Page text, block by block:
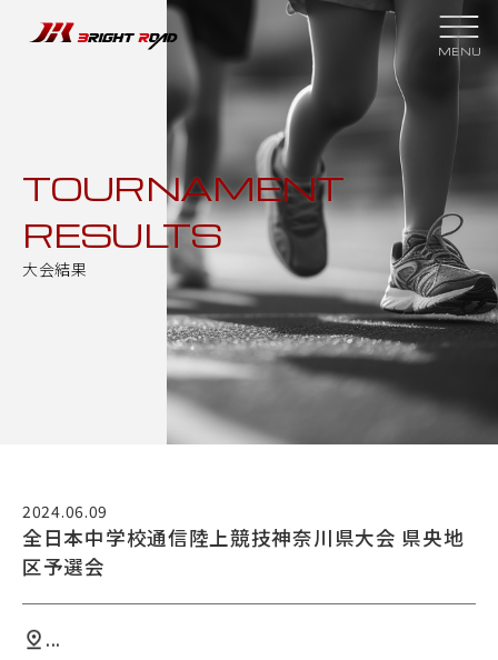
スクールについて
クラブ紹介
スクール理念
スケジュール
指導者紹介
大会結果
スクールプラン
スポンサー
メンバーページ
入会申し込み
お問い合わせ
TOURNAMENT
RESULTS
大会結果
2024.06.09
全日本中学校通信陸上競技神奈川県大会 県央地
区予選会
...